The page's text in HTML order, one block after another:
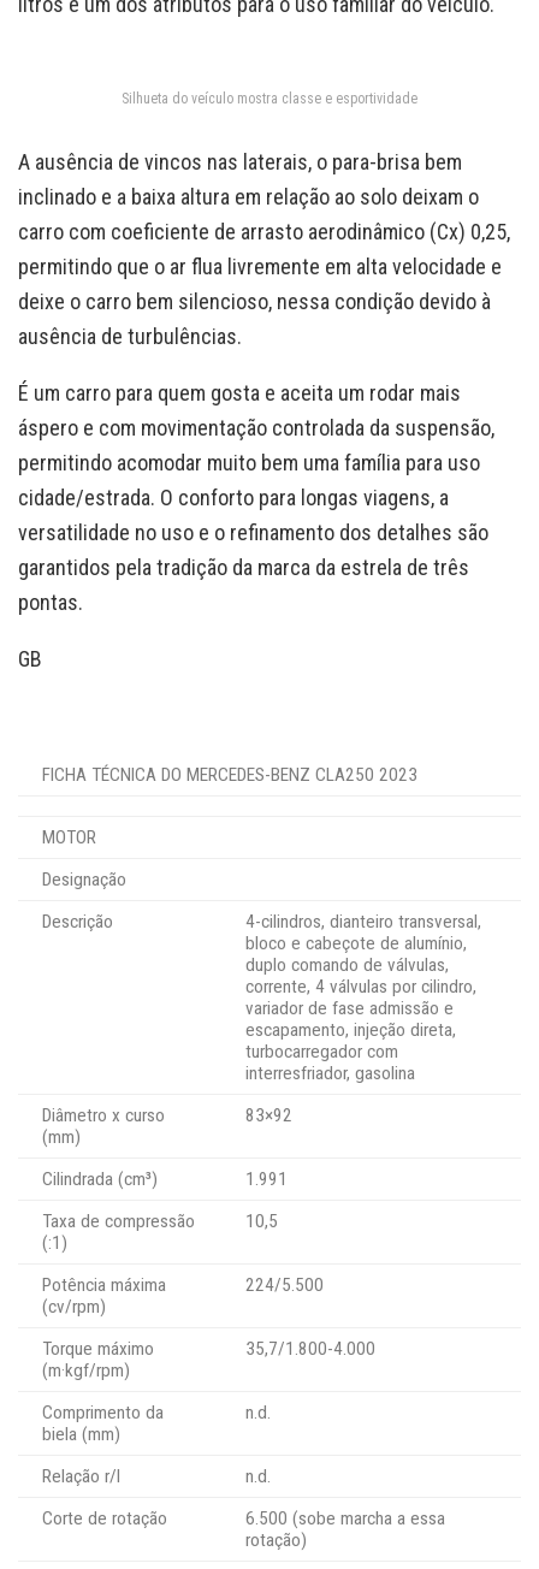
Silhueta do veículo mostra classe e esportividade
A ausência de vincos nas laterais, o para-brisa bem
inclinado e a baixa altura em relação ao solo deixam o
carro com coeficiente de arrasto aerodinâmico (Cx) 0,25,
permitindo que o ar flua livremente em alta velocidade e
deixe o carro bem silencioso, nessa condição devido à
ausência de turbulências.
É um carro para quem gosta e aceita um rodar mais
áspero e com movimentação controlada da suspensão,
permitindo acomodar muito bem uma família para uso
cidade/estrada. O conforto para longas viagens, a
versatilidade no uso e o refinamento dos detalhes são
garantidos pela tradição da marca da estrela de três
pontas.
GB
FICHA TÉCNICA DO MERCEDES-BENZ CLA250 2023
MOTOR
Designação
Descrição
4-cilindros, dianteiro transversal,
bloco e cabeçote de alumínio,
duplo comando de válvulas,
corrente, 4 válvulas por cilindro,
variador de fase admissão e
escapamento, injeção direta,
turbocarregador com
interresfriador, gasolina
Diâmetro x curso
(mm)
83×92
Cilindrada (cm³)
1.991
Taxa de compressão
(:1)
10,5
Potência máxima
(cv/rpm)
224/5.500
Torque máximo
(m·kgf/rpm)
35,7/1.800-4.000
Comprimento da
biela (mm)
n.d.
Relação r/l
n.d.
Corte de rotação
6.500 (sobe marcha a essa
rotação)